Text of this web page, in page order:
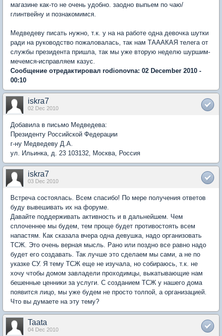
магазине как-то не очень удобно. заодно выпьем по чаю/
глинтвейну и познакомимся.
Медведеву писать нужно, т.к. у на на работе одна девочка шутки
ради на руководство пожаловалась, так нам ТАААКАЯ телега от
службы президента пришла, так мы уже вторую неделю шуршим-
мечемся-исправляем казус.
Сообщение отредактировал rodionovna: 02 December 2010 -
00:10
iskra7
02 Dec 2010
Добавила в письмо Медведева:
Президенту Российской Федерации
г-ну Медведеву Д.А.
ул. Ильинка, д. 23 103132, Москва, Россия
iskra7
03 Dec 2010
Встреча состоялась. Всем спасибо! По мере получения ответов
буду вывешивать их на форуме.
Давайте поддерживать активность и в дальнейшем. Чем
сплоченнее мы будем, тем проще будет противостоять всем
напастям. Как сказала вчера одна девушка, надо организовать
ТСЖ. Это очень верная мысль. Рано или поздно все равно надо
будет его создавать. Так лучше это сделаем мы сами, а не по
указке СУ. Я тему ТСЖ еще не изучала, но собираюсь, т.к. не
хочу чтобы домом завладели проходимцы, выкатывающие нам
бешенные ценники за услуги. С созданием ТСЖ у нашего дома
появится лицо, мы уже будем не просто толпой, а организацией.
Что вы думаете на эту тему?
Taata
04 Dec 2010